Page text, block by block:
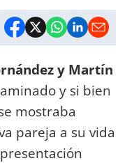
y Martín
y si bien
mostraba
pareja a su vida